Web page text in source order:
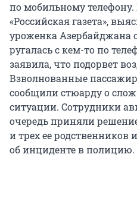
по мобильному телефону.
«Российская газета»,
уроженка Азербайджана
ругалась с кем-то по
заявила, что подорвет
Взволнованные
сообщили стюарду о
ситуации. Сотрудники
очередь приняли
и трех ее
об инциденте в полицию.